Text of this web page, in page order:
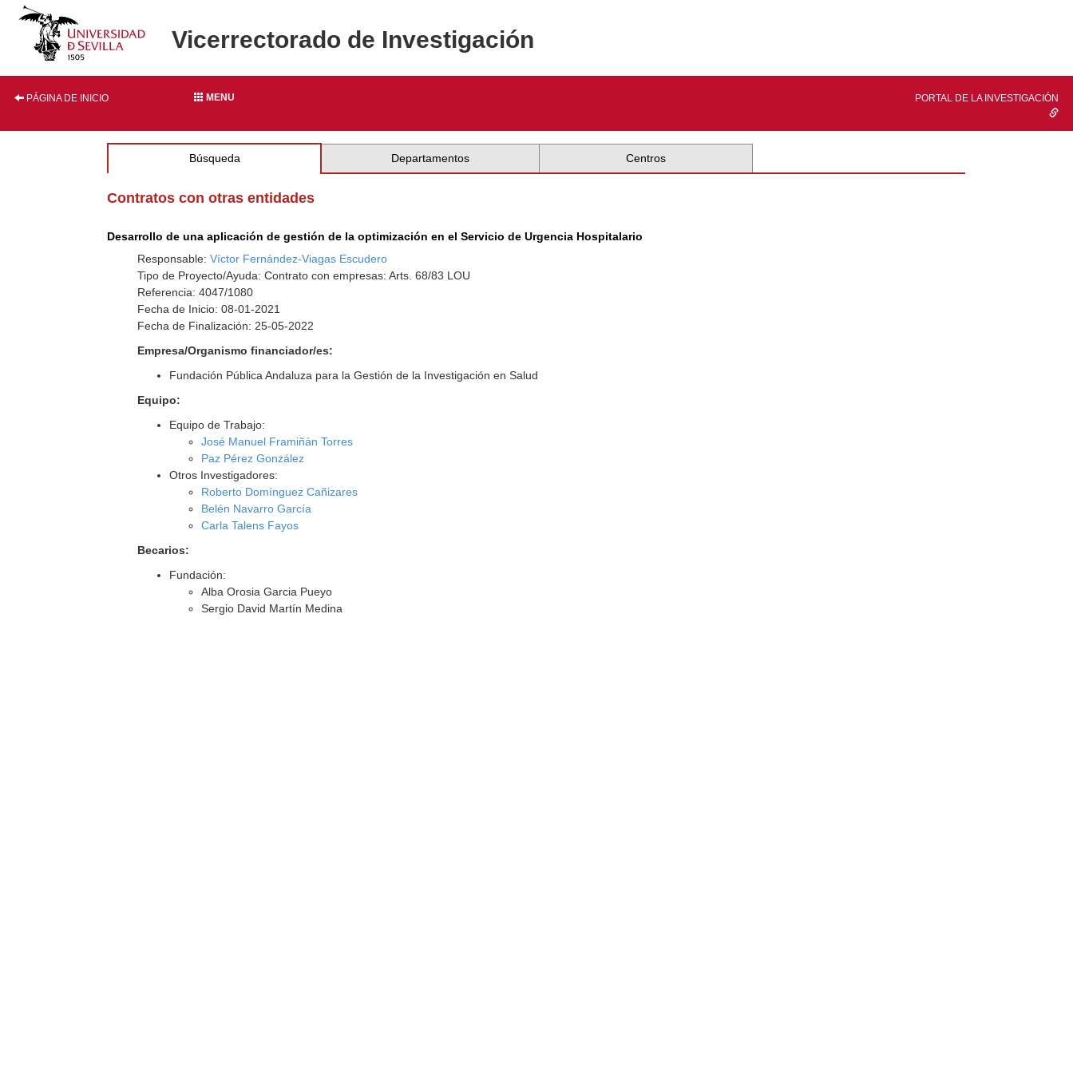
Vicerrectorado de Investigación
PÁGINA DE INICIO MENU PORTAL DE LA INVESTIGACIÓN
Búsqueda Departamentos Centros
Contratos con otras entidades
Desarrollo de una aplicación de gestión de la optimización en el Servicio de Urgencia Hospitalario
Responsable:Víctor Fernández-Viagas Escudero
Tipo de Proyecto/Ayuda: Contrato con empresas: Arts. 68/83 LOU
Referencia: 4047/1080
Fecha de Inicio: 08-01-2021
Fecha de Finalización: 25-05-2022
Empresa/Organismo financiador/es:
Fundación Pública Andaluza para la Gestión de la Investigación en Salud
Equipo:
Equipo de Trabajo:
José Manuel Framiñán Torres
Paz Pérez González
Otros Investigadores:
Roberto Domínguez Cañizares
Belén Navarro García
Carla Talens Fayos
Becarios:
Fundación:
Alba Orosia Garcia Pueyo
Sergio David Martín Medina